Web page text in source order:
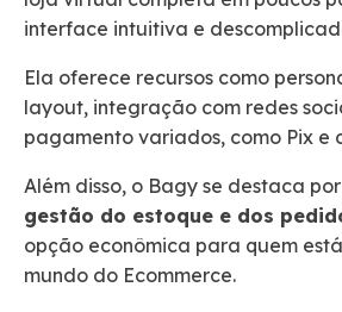
interface intuitiva e
Ela oferece recursos como
layout, integração com redes
pagamento variados, como Pix e
Além disso, o Bagy se destaca por
gestão do estoque e dos
opção econômica para quem
mundo do Ecommerce.